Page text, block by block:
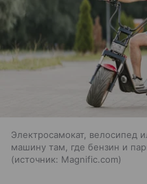
Электросамокат, велосипед
машину там, где бензин и
источник: Magnific.com